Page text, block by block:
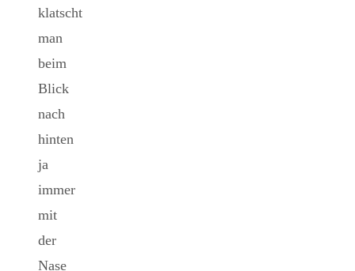
klatscht
man
beim
Blick
nach
hinten
ja
immer
mit
der
Nase